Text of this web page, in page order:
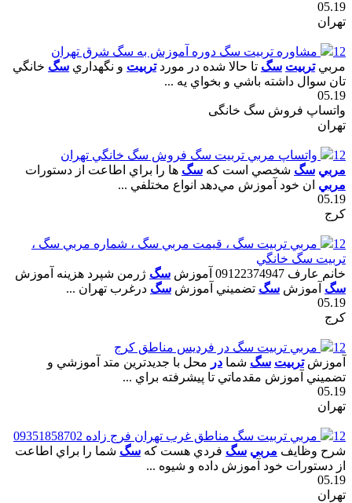
05.19
تهران
12
مشاوره تربيت سگ دوره آموزش به سگ شرق تهران
مربيتربيت سگ تا حالا شده در موردتربيت و نگهداري سگ خانگي
تان سوال داشته باشي و بخواي يه ...
05.19
واتساپ فروش سگ خانگی
تهران
12
واتساپ مربي تربيت سگ فروش سگ خانگي تهران
مربي سگ شخصي است که سگ ها را براي اطاعت از دستورات
مربي ان خود آموزش مي‌دهد انواع مختلفي ...
05.19
کرج
12
مربي تربيت سگ ، قيمت مربي سگ ، شماره مربي سگ ،
تربيت سگ خانگي
خانم عارف 09122374947 آموزش
سگ ژرمن شپرد هزينه آموزش
سگ آموزش سگ تضميني آموزش سگ درغرب تهران ...
05.19
کرج
12
مربي تربيت سگ در فرديس مناطق کرج
آموزشتربيت سگ شما در محل با جديدترين متد آموزشي و
تضميني آموزش مقدماتي تا پيشرفته براي ...
05.19
تهران
12
مربي تربيت سگ مناطق غرب تهران فرج زاده 09351858702
شرح وظايف مربي سگ فردي هست که سگ شما را براي اطاعت
از دستورات خود آموزش داده و شيوه ...
05.19
تهران